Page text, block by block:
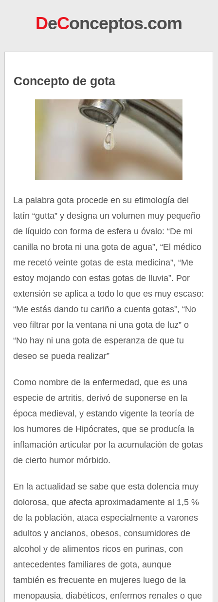
DeConceptos.com
Concepto de gota
La palabra gota procede en su etimología del
latín “gutta” y designa un volumen muy pequeño
de líquido con forma de esfera u óvalo: “De mi
canilla no brota ni una gota de agua”, “El médico
me recetó veinte gotas de esta medicina”, “Me
estoy mojando con estas gotas de lluvia”. Por
extensión se aplica a todo lo que es muy escaso:
“Me estás dando tu cariño a cuenta gotas”, “No
veo filtrar por la ventana ni una gota de luz” o
“No hay ni una gota de esperanza de que tu
deseo se pueda realizar”
Como nombre de la enfermedad, que es una
especie de artritis, derivó de suponerse en la
época medieval, y estando vigente la teoría de
los humores de Hipócrates, que se producía la
inflamación articular por la acumulación de gotas
de cierto humor mórbido.
En la actualidad se sabe que esta dolencia muy
dolorosa, que afecta aproximadamente al 1,5 %
de la población, ataca especialmente a varones
adultos y ancianos, obesos, consumidores de
alcohol y de alimentos ricos en purinas, con
antecedentes familiares de gota, aunque
también es frecuente en mujeres luego de la
menopausia, diabéticos, enfermos renales o que